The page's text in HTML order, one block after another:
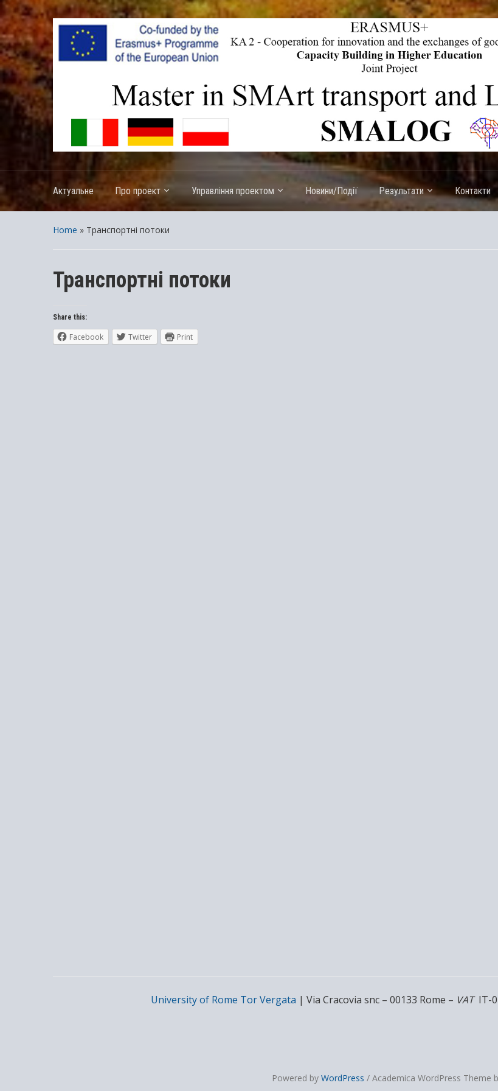
ERASMUS+ – KA2 – Cooperation for innovation and the exchange of good practices Capacity Building in
Актуальне Про проект Управління проектом Новини/Події Результати Контакти
Home » Транспортні потоки
Транспортні потоки
Share this:
Facebook Twitter Print
University of Rome Tor Vergata | Via Cracovia snc – 00133 Rome – VATIT-
Powered by WordPress / Academica WordPress Theme